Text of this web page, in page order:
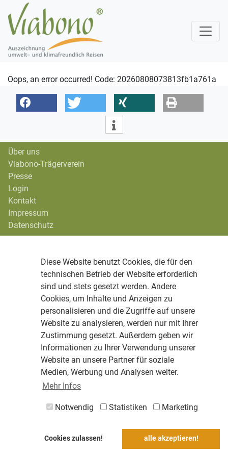
Diese Website benutzt Cookies, die für den
technischen Betrieb der Website erforderlich
sind und stets gesetzt werden. Andere
Cookies, um Inhalte und Anzeigen zu
personalisieren und die Zugriffe auf unsere
Website zu analysieren, werden nur mit Ihrer
Zustimmung gesetzt. Außerdem geben wir
Informationen zu Ihrer Verwendung unserer
Website an unsere Partner für soziale
Medien, Werbung und Analysen weiter.
Mehr Infos
Notwendig Statistiken Marketing
Cookies zulassen! alle akzeptieren!
Oops, an error occurred! Code: 20260808073813fb1a761a
Über uns
Viabono-Trägerverein
Presse
Login
Kontakt
Impressum
Datenschutz